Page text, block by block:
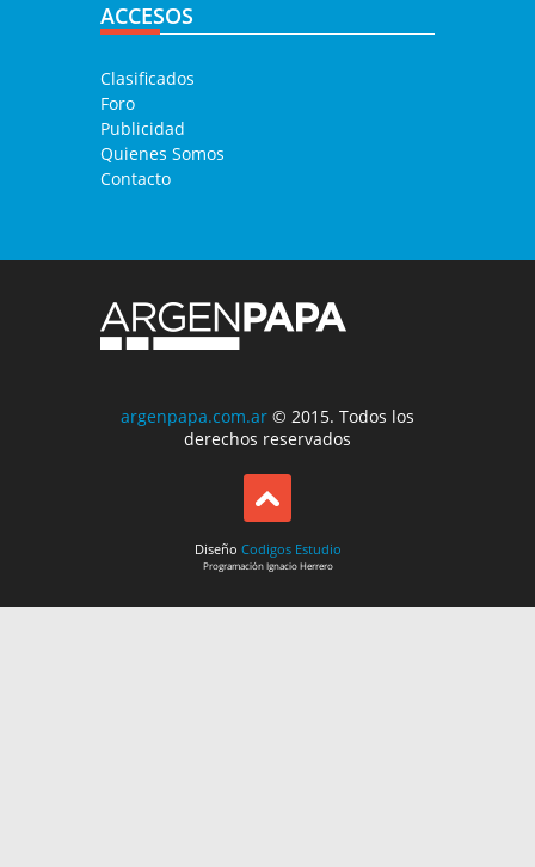
ACCESOS
Clasificados
Foro
Publicidad
Quienes Somos
Contacto
argenpapa.com.ar © 2015. Todos los
derechos reservados
Diseño Codigos Estudio
ProgramaciónIgnacio Herrero